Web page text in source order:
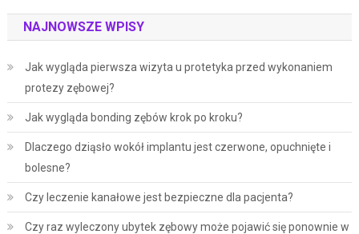
NAJNOWSZE WPISY
Jak wygląda pierwsza wizyta u protetyka przed wykonaniem
protezy zębowej?
Jak wygląda bonding zębów krok po kroku?
Dlaczego dziąsło wokół implantu jest czerwone, opuchnięte i
bolesne?
Czy leczenie kanałowe jest bezpieczne dla pacjenta?
Czy raz wyleczony ubytek zębowy może pojawić się ponownie w